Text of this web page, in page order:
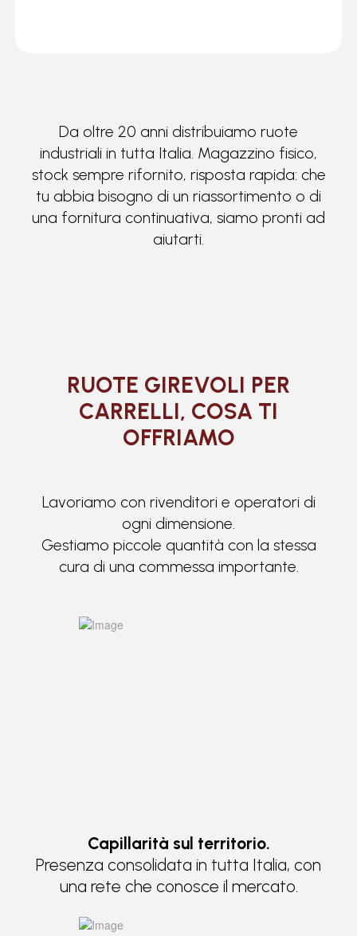
Da oltre 20 anni distribuiamo ruote
industriali in tutta Italia. Magazzino fisico,
stock sempre rifornito, risposta rapida: che
tu abbia bisogno di un riassortimento o di
una fornitura continuativa, siamo pronti ad
aiutarti.
RUOTE GIREVOLI PER
CARRELLI, COSA TI
OFFRIAMO
Lavoriamo con rivenditori e operatori di
ogni dimensione.
Gestiamo piccole quantità con la stessa
cura di una commessa importante.
Capillarità sul territorio.
Presenza consolidata in tutta Italia, con
una rete che conosce il mercato.